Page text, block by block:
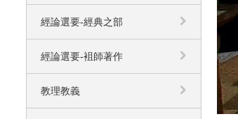
經論選要-經典之部
經論選要-袓師著作
教理教義